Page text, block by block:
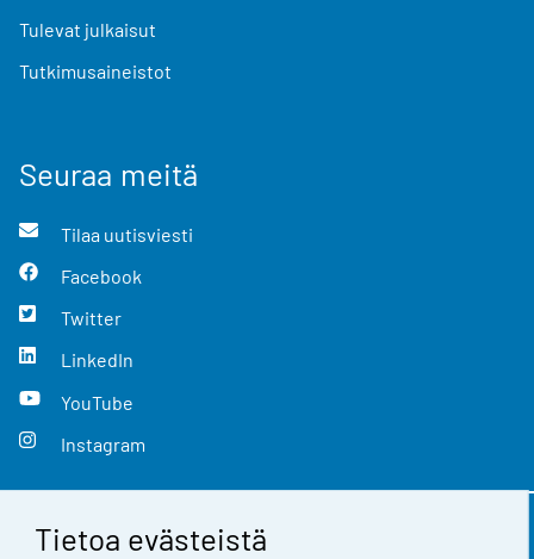
Tietoa evästeistä
Tulevat julkaisut
Tutkimusaineistot
Seuraa meitä
Tilaa uutisviesti
Facebook
Twitter
LinkedIn
YouTube
Instagram
Yhteystiedot